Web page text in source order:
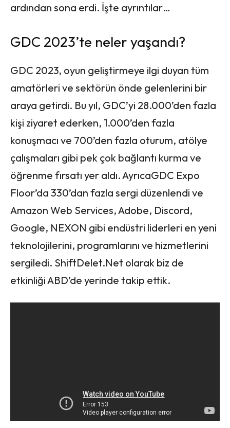
ardından sona erdi. İşte ayrıntılar…
GDC 2023’te neler yaşandı?
GDC 2023, oyun geliştirmeye ilgi duyan tüm
amatörleri ve sektörün önde gelenlerini bir
araya getirdi. Bu yıl, GDC’yi 28.000’den fazla
kişi ziyaret ederken, 1.000’den fazla
konuşmacı ve 700’den fazla oturum, atölye
çalışmaları gibi pek çok bağlantı kurma ve
öğrenme fırsatı yer aldı. AyrıcaGDC Expo
Floor’da 330’dan fazla sergi düzenlendi ve
Amazon Web Services, Adobe, Discord,
Google, NEXON gibi endüstri liderleri en yeni
teknolojilerini, programlarını ve hizmetlerini
sergiledi. ShiftDelet.Net olarak biz de
etkinliği ABD’de yerinde takip ettik.